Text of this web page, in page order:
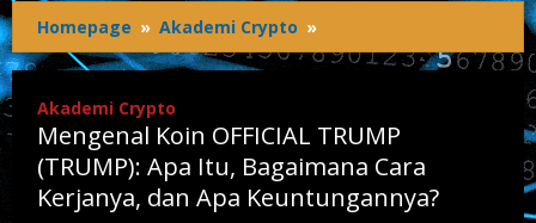
Homepage » Akademi Crypto »
Koin
(TRUMP):
Apa
Itu,
Bagaimana
Akademi Crypto
Mengenal Koin OFFICIAL TRUMP
(TRUMP): Apa Itu, Bagaimana Cara
Kerjanya, dan Apa Keuntungannya?